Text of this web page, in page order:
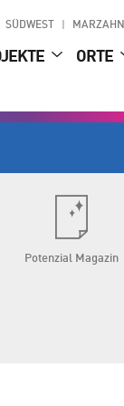
SÜDWEST MARZAHN
ORTE
Potenzial Magazin